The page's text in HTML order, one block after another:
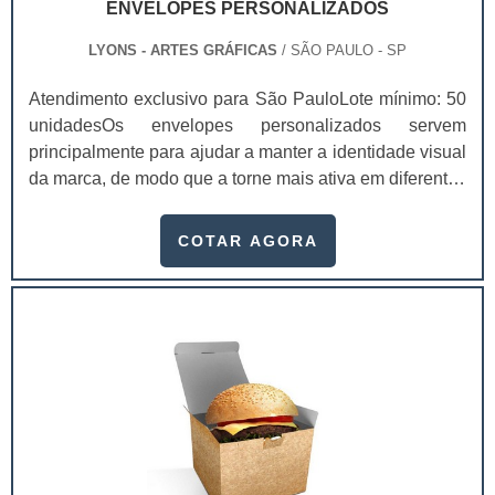
ENVELOPES PERSONALIZADOS
LYONS - ARTES GRÁFICAS / SÃO PAULO - SP
Atendimento exclusivo para São PauloLote mínimo: 50
unidadesOs envelopes personalizados servem
principalmente para ajudar a manter a identidade visual
da marca, de modo que a torne mais ativa em diferentes
empresa conseguirá se manter presente no mercado de
preocuparam com este detalhe e de uma forma
disponibilizadosEnvelope personalizado ofício;Saco
pequeno;Saco médio;Saco grande e para grandes
documentos;Entre outros.O envelope personalizado
serve para qualquer empresa ser lembrada por terem
pensado nestes detalhes considerados algo inovador e
criativo. Eles são extremamente eficientes para firmar a
COTAR AGORA